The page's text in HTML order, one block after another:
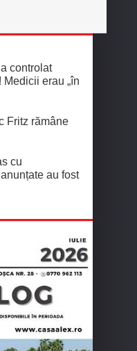
controlat
erau „în
Fritz rămâne
cu
au fost